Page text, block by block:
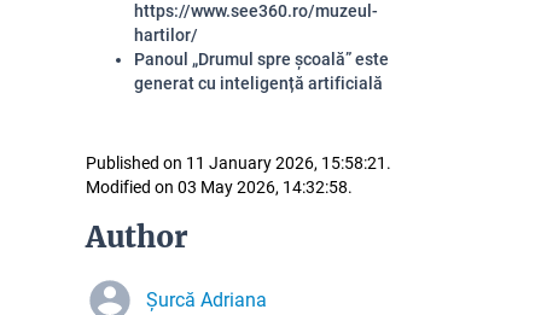
https://www.see360.ro/muzeul-
hartilor/
Panoul „Drumul spre școală” este
generat cu inteligență artificială
Published on 11 January 2026, 15:58:21.
Modified on 03 May 2026, 14:32:58.
Author
Șurcă Adriana